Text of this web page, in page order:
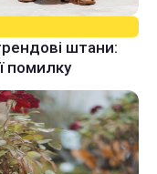
штани:
помилку